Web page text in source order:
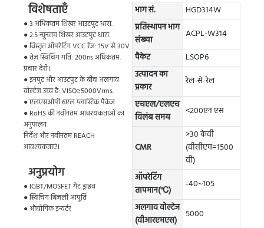
विशेषताएँ
● 3 अधिकतम शिखर आउटपुट धारा.
● 2.5 न्यूनतम शिखर आउटपुट धारा.
● विस्तृत ऑपरेटिंग VCC रेंज: 15V से 30V
● तेज़ स्विचिंग गति: 200ns अधिकतम.
प्रचार देरी।
● इनपुट और आउटपुट के बीच अलगाव
वोल्टेज उच्च है: VISO≥5000Vrms.
● एलएसओपी 6एल प्लास्टिक पैकेज.
● RoHS की नवीनतम आवश्यकताओं का
अनुपालन
निर्देश और नवीनतम REACH
आवश्यकताएं।
अनुप्रयोग
● IGBT/MOSFET गेट ड्राइव
● स्विचिंग बिजली आपूर्ति
● औद्योगिक इन्वर्टर
भाग सं.
HGD314W
प्रतिस्थापन भाग
संख्या
ACPL-W314
पैकेट
LSOP6
उत्पादन का
प्रकार
रेल-से-रेल
एचएल/एलएच
विलंब समय
<200एन एस
CMR
>30 केवी
(वीसीएम=1500
वी)
ऑपरेटिंग
तापमान(℃)
-40~105
अलगाव वोल्टेज
(वीआरएमएस)
5000